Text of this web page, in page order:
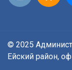
© 2025
Ейский район,